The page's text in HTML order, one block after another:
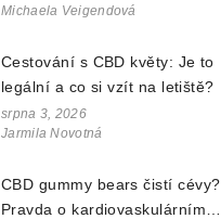
Michaela Veigendová
Cestování s CBD květy: Je to
legální a co si vzít na letiště?
srpna 3, 2026
Jarmila Novotná
CBD gummy bears čistí cévy?
Pravda o kardiovaskulárním